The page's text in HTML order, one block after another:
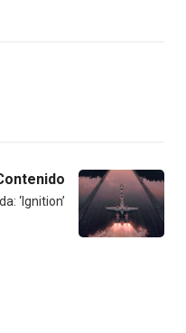
‘Ignition’